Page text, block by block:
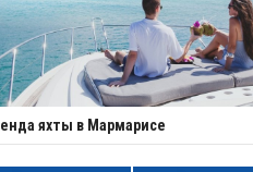
яхты в Мармарисе